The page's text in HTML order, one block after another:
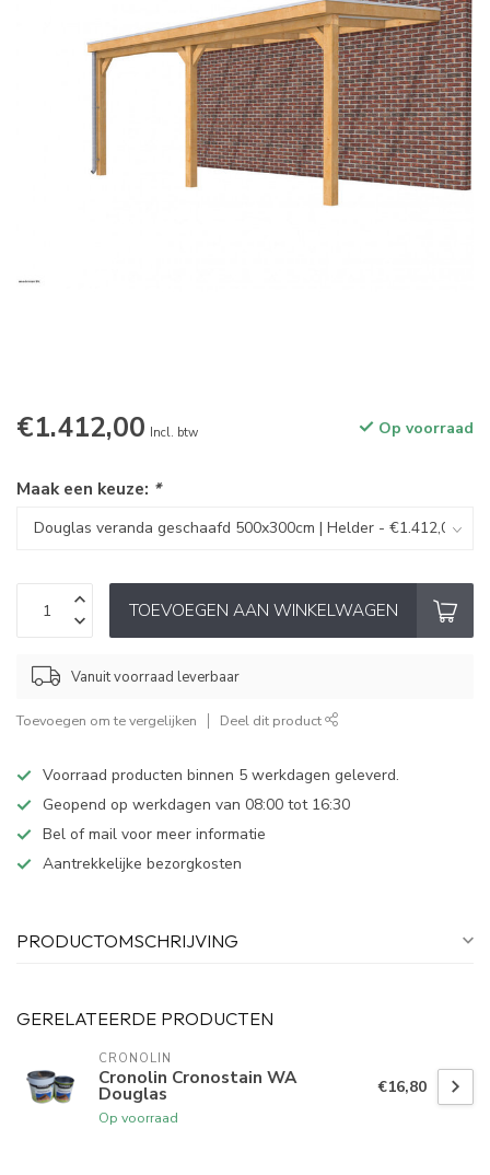
€1.412,00 Incl. btw Op voorraad
Maak een keuze: *
TOEVOEGEN AAN WINKELWAGEN
Vanuit voorraad leverbaar
Toevoegen om te vergelijken Deel dit product
Voorraad producten binnen 5 werkdagen geleverd.
Geopend op werkdagen van 08:00 tot 16:30
Bel of mail voor meer informatie
Aantrekkelijke bezorgkosten
PRODUCTOMSCHRIJVING
GERELATEERDE PRODUCTEN
CRONOLIN
Cronolin Cronostain WA
Douglas
Op voorraad
€16,80